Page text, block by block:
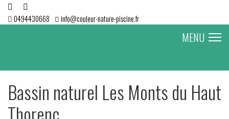
0494430668 info@couleur-nature-piscine.fr
MENU
Bassin naturel Les Monts du Haut